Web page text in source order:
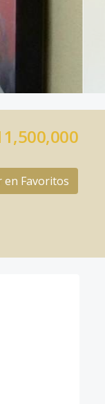
en Favoritos